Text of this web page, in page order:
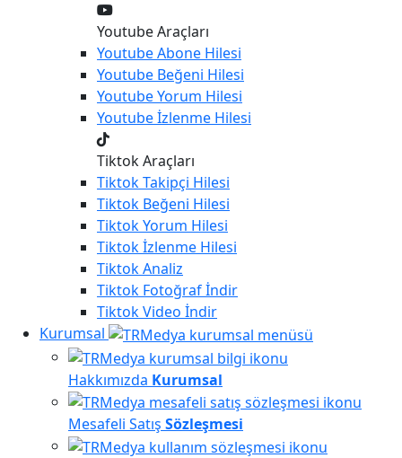
Youtube Araçları
YoutubeAbone Hilesi
Youtube Beğeni Hilesi
YoutubeYorum Hilesi
Youtubeİzlenme Hilesi
Tiktok Araçları
TiktokTakipçi Hilesi
Tiktok Beğeni Hilesi
TiktokYorum Hilesi
Tiktokİzlenme Hilesi
TiktokAnaliz
Tiktok Fotoğraf İndir
TiktokVideo İndir
Kurumsal
Hakkımızda Kurumsal
Mesafeli Satış Sözleşmesi